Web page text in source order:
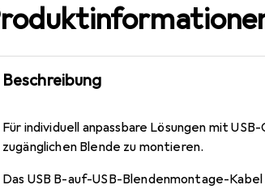
Beschreibung
Für individuell anpassbare Lösungen mit
zugänglichen Blende zu montieren.
Das USB B-auf-USB-Blendenmontage-